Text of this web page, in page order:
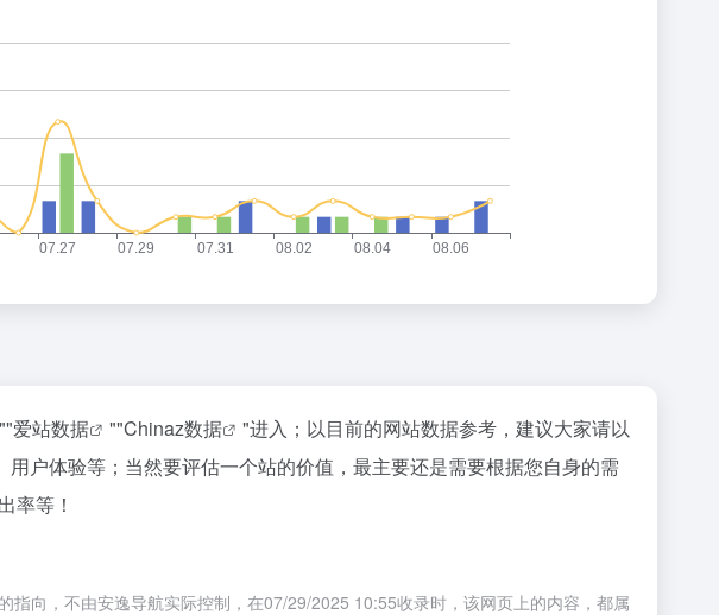
""爱站数据 ""Chinaz数据
"进入；以目前的网站数据参考，建议大家请以
户体验等；当然要评估一个站的价值，最主要还是需要根据您自身的需
率等！
向，不由安逸导航实际控制，在07/29/2025 10:55收录时，该网页上的内容，都属